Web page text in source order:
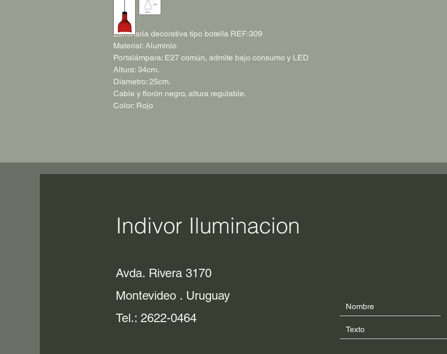
Luminaria decorativa tipo botella REF:309
Material: Aluminio
Portalámpara: E27 común, admite bajo consumo y LED
Altura: 34cm.
Diametro: 25cm.
Cable y florón negro, altura regulable.
Color: Rojo
Indivor Iluminacion
Avda. Rivera 3170
Montevideo . Uruguay
Tel.: 2622-0464